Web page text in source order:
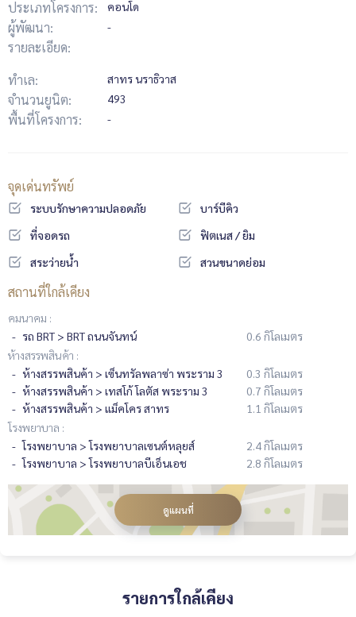
ประเภทโครงการ: คอนโด
ผู้พัฒนา: -
รายละเอียด:
ทำเล:
สาทร นราธิวาส
จำนวนยูนิต: 493
พื้นที่โครงการ: -
จุดเด่นทรัพย์
ระบบรักษาความปลอดภัย
บาร์บีคิว
ที่จอดรถ
ฟิตเนส / ยิม
สระว่ายน้ำ
สวนขนาดย่อม
สถานที่ใกล้เคียง
คมนาคม :
รถ BRT > BRT ถนนจันทน์
0.6 กิโลเมตร
ห้างสรรพสินค้า :
ห้างสรรพสินค้า > เซ็นทรัลพลาซ่า พระราม 3
0.3 กิโลเมตร
ห้างสรรพสินค้า > เทสโก้ โลตัส พระราม 3
0.7 กิโลเมตร
ห้างสรรพสินค้า > แม็คโคร สาทร
1.1 กิโลเมตร
โรงพยาบาล :
โรงพยาบาล > โรงพยาบาลเซนต์หลุยส์
2.4 กิโลเมตร
โรงพยาบาล > โรงพยาบาลบีเอ็นเอช
2.8 กิโลเมตร
ดูแผนที่
รายการใกล้เคียง